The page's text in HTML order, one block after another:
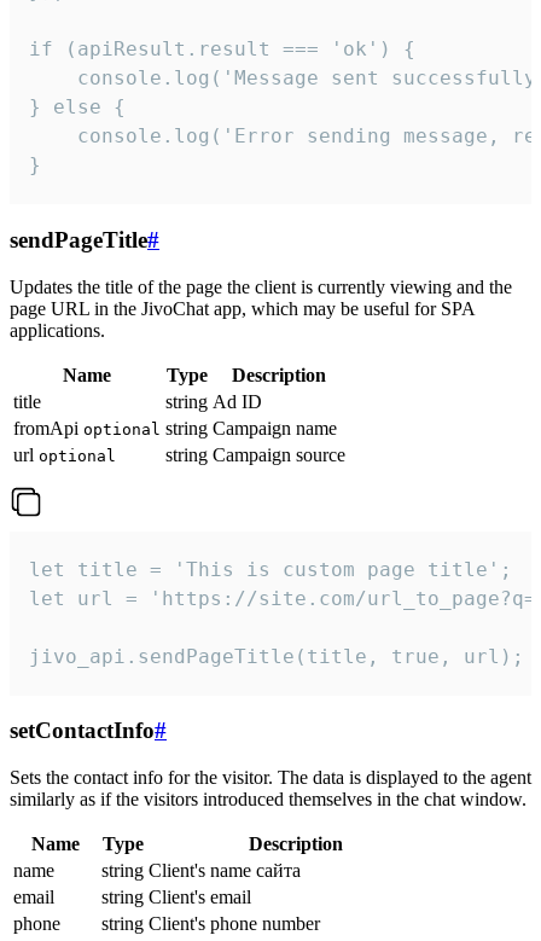
if (apiResult.result === 'ok') {
console.log('Message sent
} else {
console.log('Error sending message,
}
sendPageTitle#
Updates the title of the page the client is currently viewing and the
page URL in the JivoChat app, which may be useful for SPA
applications.
Name Type
Description
title
string Ad ID
fromApi optional string Campaign name
url optional string Campaign source
let title = 'This is custom page title';
let url = 'https://site.com/
jivo_api.sendPageTitle(title, true, url);
setContactInfo#
Sets the contact info for the visitor. The data is displayed to the agent
similarly as if the visitors introduced themselves in the chat window.
Name Type
Description
name
string Client's name сайта
email
string Client's email
phone
string Client's phone number